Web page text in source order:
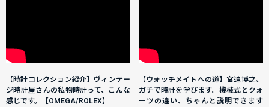
【時計コレクション紹介】ヴィンテー
ジ時計屋さんの私物時計って、こんな
感じです。【OMEGA/ROLEX】
【ウォッチメイトへの道】宮迫博之、
ガチで時計を学びます。機械式とクォ
ーツの違い、ちゃんと説明できます